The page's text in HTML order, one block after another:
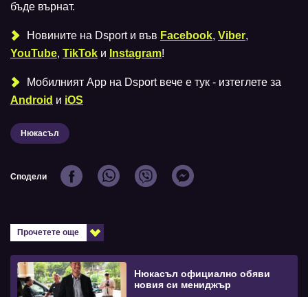
бъде върнат.
Новините на Dsport и във Facebook, Viber,
YouTube, TikTok и Instagram!
Мобилният Аpp на Dsport вече е тук - изтеглете за
Android и iOS
Нюкасъл
Сподели
Прочетете още
Нюкасъл официално обяви
новия си мениджър